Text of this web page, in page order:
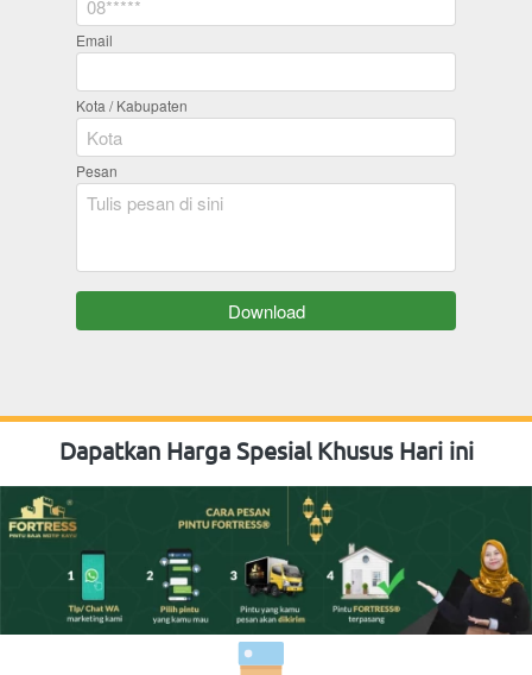
Email
Kota / Kabupaten
Pesan
`Download
Dapatkan Harga Spesial Khusus Hari ini